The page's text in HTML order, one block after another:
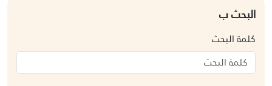
البحث ب
كلمة البحث